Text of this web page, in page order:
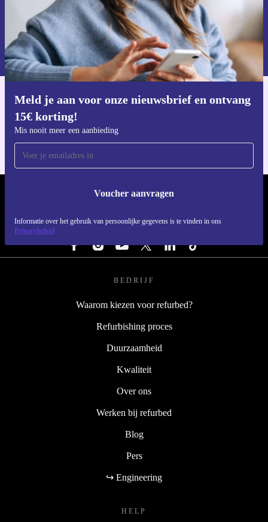
Meld je aan voor onze nieuwsbrief en ontvang
15€ korting!
Mis nooit meer een aanbieding
Voucher aanvragen
Informatie over het gebruik van persoonlijke gegevens is te vinden in ons
Privacybeleid
Voucher aanvragen
Informatie over het gebruik van persoonsgegevens vind je in ons
privacybeleid
Download de refurbed app
REFURBED NEDERLAND - RETHINK NEW.
VOLG ONS
BEDRIJF
Waarom kiezen voor refurbed?
Refurbishing proces
Duurzaamheid
Kwaliteit
Over ons
Werken bij refurbed
Blog
Pers
↪ Engineering
HELP